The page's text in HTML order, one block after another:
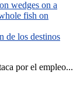
de los destinos
por el empleo...